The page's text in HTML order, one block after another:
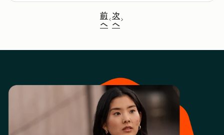
前
へ
次
へ